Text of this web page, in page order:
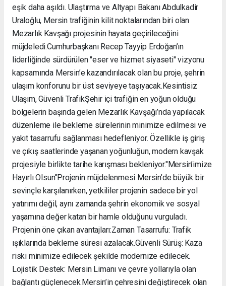
eşik daha aşıldı. Ulaştırma ve Altyapı Bakanı Abdulkadir
Uraloğlu, Mersin trafiğinin kilit noktalarından biri olan
Mezarlık Kavşağı projesinin hayata geçirileceğini
müjdeledi. ​Cumhurbaşkanı Recep Tayyip Erdoğan’ın
liderliğinde sürdürülen "eser ve hizmet siyaseti" vizyonu
kapsamında Mersin’e kazandırılacak olan bu proje, şehrin
ulaşım konforunu bir üst seviyeye taşıyacak. ​Kesintisiz
Ulaşım, Güvenli Trafik ​Şehir içi trafiğin en yoğun olduğu
bölgelerin başında gelen Mezarlık Kavşağı’nda yapılacak
düzenleme ile bekleme sürelerinin minimize edilmesi ve
yakıt tasarrufu sağlanması hedefleniyor. Özellikle iş giriş
ve çıkış saatlerinde yaşanan yoğunluğun, modern kavşak
projesiyle birlikte tarihe karışması bekleniyor. ​"Mersin’imize
Hayırlı Olsun" ​Projenin müjdelenmesi Mersin’de büyük bir
sevinçle karşılanırken, yetkililer projenin sadece bir yol
yatırımı değil, aynı zamanda şehrin ekonomik ve sosyal
yaşamına değer katan bir hamle olduğunu vurguladı. ​
Projenin öne çıkan avantajları: ​Zaman Tasarrufu: Trafik
ışıklarında bekleme süresi azalacak. ​Güvenli Sürüş: Kaza
riski minimize edilecek şekilde modernize edilecek. ​
Lojistik Destek: Mersin Limanı ve çevre yollarıyla olan
bağlantı güçlenecek. ​Mersin’in çehresini değiştirecek olan